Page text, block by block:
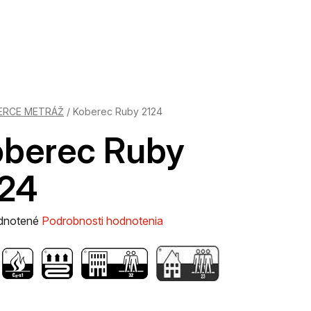
METRÁŽ / Koberec Ruby 2124
Ruby
Podrobnosti hodnotenia